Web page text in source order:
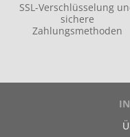
SSL-Verschlüsselung
sichere
Zahlungsmethoden